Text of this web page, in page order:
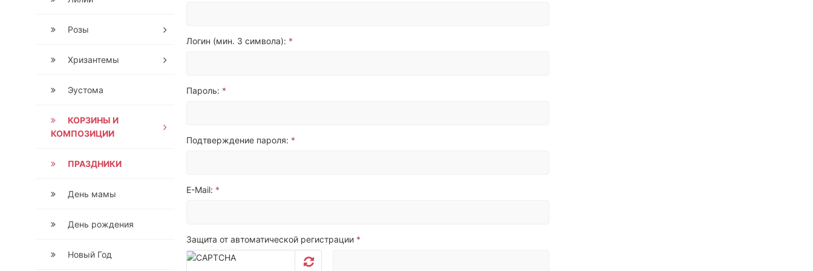
Розы
Хризантемы
Эустома
КОРЗИНЫ И
КОМПОЗИЦИИ
ПРАЗДНИКИ
День мамы
День рождения
Новый Год
Логин (мин. 3 символа): *
Пароль: *
Подтверждение пароля: *
E-Mail: *
Защита от автоматической регистрации *